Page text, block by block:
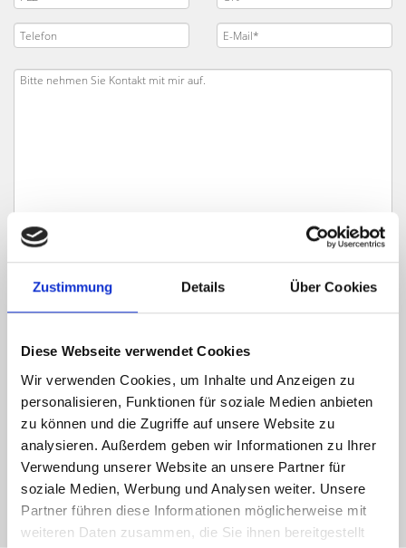
Zustimmung Details Über Cookies
Diese Webseite verwendet Cookies
Wir verwenden Cookies, um Inhalte und Anzeigen zu
personalisieren, Funktionen für soziale Medien anbieten
zu können und die Zugriffe auf unsere Website zu
analysieren. Außerdem geben wir Informationen zu Ihrer
Verwendung unserer Website an unsere Partner für
soziale Medien, Werbung und Analysen weiter. Unsere
Partner führen diese Informationen möglicherweise mit
weiteren Daten zusammen, die Sie ihnen bereitgestellt
elektronisch erhoben und gespeichert werden.
Hinweis: Sie können Ihre Einwilligung jederzeit für die Zukunft per E-Mail
an info@hegerich-immobilien.de widerrufen. *
Absenden